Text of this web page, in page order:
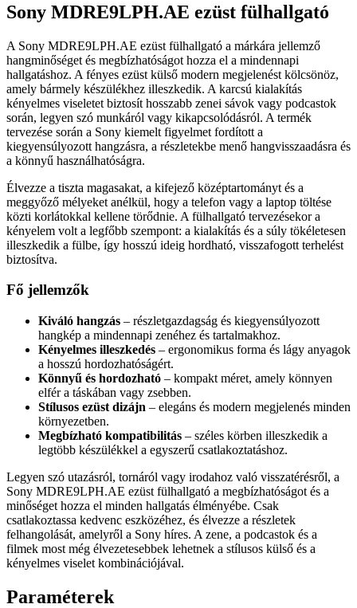
Sony MDRE9LPH.AE ezüst fülhallgató
A Sony MDRE9LPH.AE ezüst fülhallgató a márkára jellemző
hangminőséget és megbízhatóságot hozza el a mindennapi
hallgatáshoz. A fényes ezüst külső modern megjelenést kölcsönöz,
amely bármely készülékhez illeszkedik. A karcsú kialakítás
kényelmes viseletet biztosít hosszabb zenei sávok vagy podcastok
során, legyen szó munkáról vagy kikapcsolódásról. A termék
tervezése során a Sony kiemelt figyelmet fordított a
kiegyensúlyozott hangzásra, a részletekbe menő hangvisszaadásra és
a könnyű használhatóságra.
Élvezze a tiszta magasakat, a kifejező középtartományt és a
meggyőző mélyeket anélkül, hogy a telefon vagy a laptop töltése
közti korlátokkal kellene törődnie. A fülhallgató tervezésekor a
kényelem volt a legfőbb szempont: a kialakítás és a súly tökéletesen
illeszkedik a fülbe, így hosszú ideig hordható, visszafogott terhelést
biztosítva.
Fő jellemzők
Kiváló hangzás – részletgazdagság és kiegyensúlyozott
hangkép a mindennapi zenéhez és tartalmakhoz.
Kényelmes illeszkedés – ergonomikus forma és lágy anyagok
a hosszú hordozhatóságért.
Könnyű és hordozható – kompakt méret, amely könnyen
elfér a táskában vagy zsebben.
Stílusos ezüst dizájn – elegáns és modern megjelenés minden
környezetben.
Megbízható kompatibilitás – széles körben illeszkedik a
legtöbb készülékkel a egyszerű csatlakoztatáshoz.
Legyen szó utazásról, tornáról vagy irodahoz való visszatérésről, a
Sony MDRE9LPH.AE ezüst fülhallgató a megbízhatóságot és a
minőséget hozza el minden hallgatás élményébe. Csak
csatlakoztassa kedvenc eszközéhez, és élvezze a részletek
felhangolását, amelyről a Sony híres. A zene, a podcastok és a
filmek most még élvezetesebbek lehetnek a stílusos külső és a
kényelmes viselet kombinációjával.
Paraméterek